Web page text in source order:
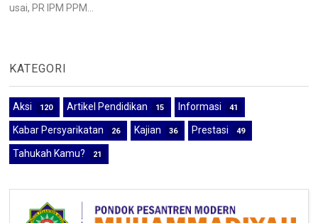
usai, PR IPM PPM...
KATEGORI
Aksi 120 Artikel Pendidikan 15 Informasi 41
Kabar Persyarikatan 26 Kajian 36 Prestasi 49
Tahukah Kamu? 21